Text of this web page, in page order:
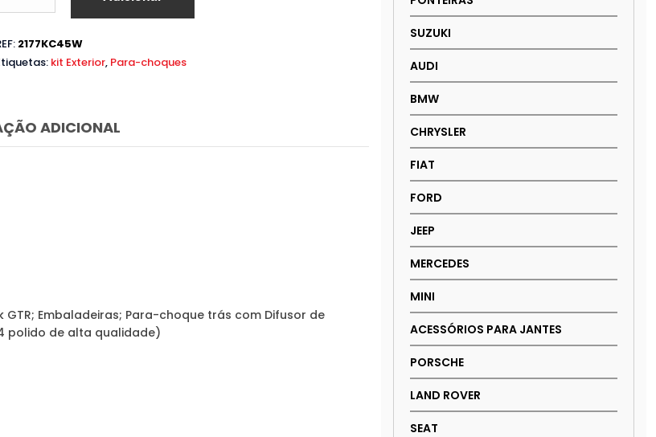
2177KC45W
kit Exterior, Para-choques
ADICIONAL
Embaladeiras; Para-choque trás com Difusor de
polido de alta qualidade)
SUZUKI
AUDI
BMW
CHRYSLER
FIAT
FORD
JEEP
MERCEDES
MINI
ACESSÓRIOS PARA JANTES
PORSCHE
LAND ROVER
SEAT